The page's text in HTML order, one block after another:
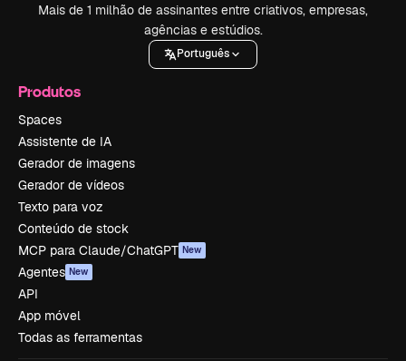
Mais de 1 milhão de assinantes entre criativos, empresas,
agências e estúdios.
Português
Produtos
Spaces
Assistente de IA
Gerador de imagens
Gerador de vídeos
Texto para voz
Conteúdo de stock
MCP para Claude/ChatGPT New
Agentes New
API
App móvel
Todas as ferramentas